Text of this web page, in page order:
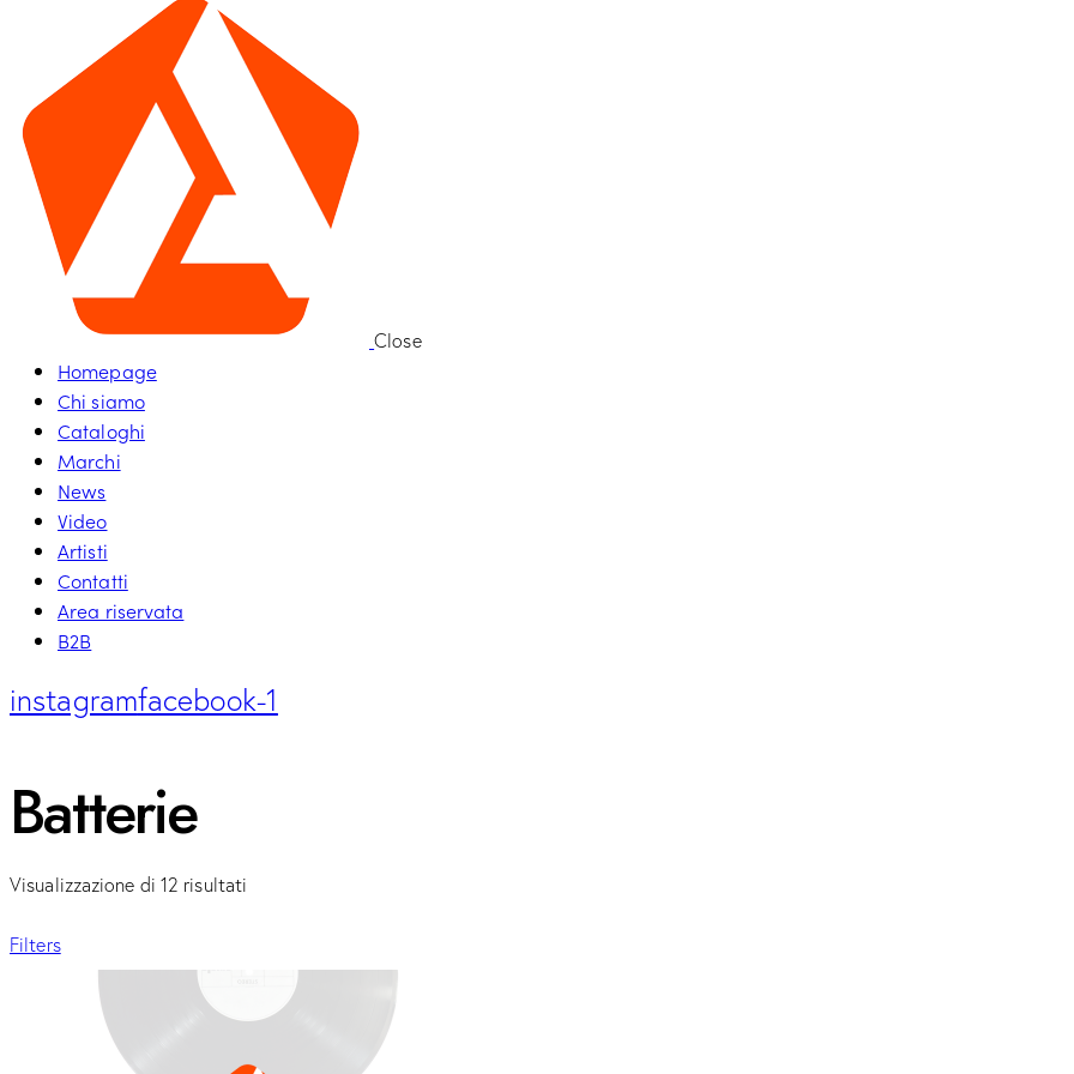
Close
Homepage
Chi siamo
Cataloghi
Marchi
News
Video
Artisti
Contatti
Area riservata
B2B
instagramfacebook-1
Batterie
Visualizzazione di 12 risultati
Filters